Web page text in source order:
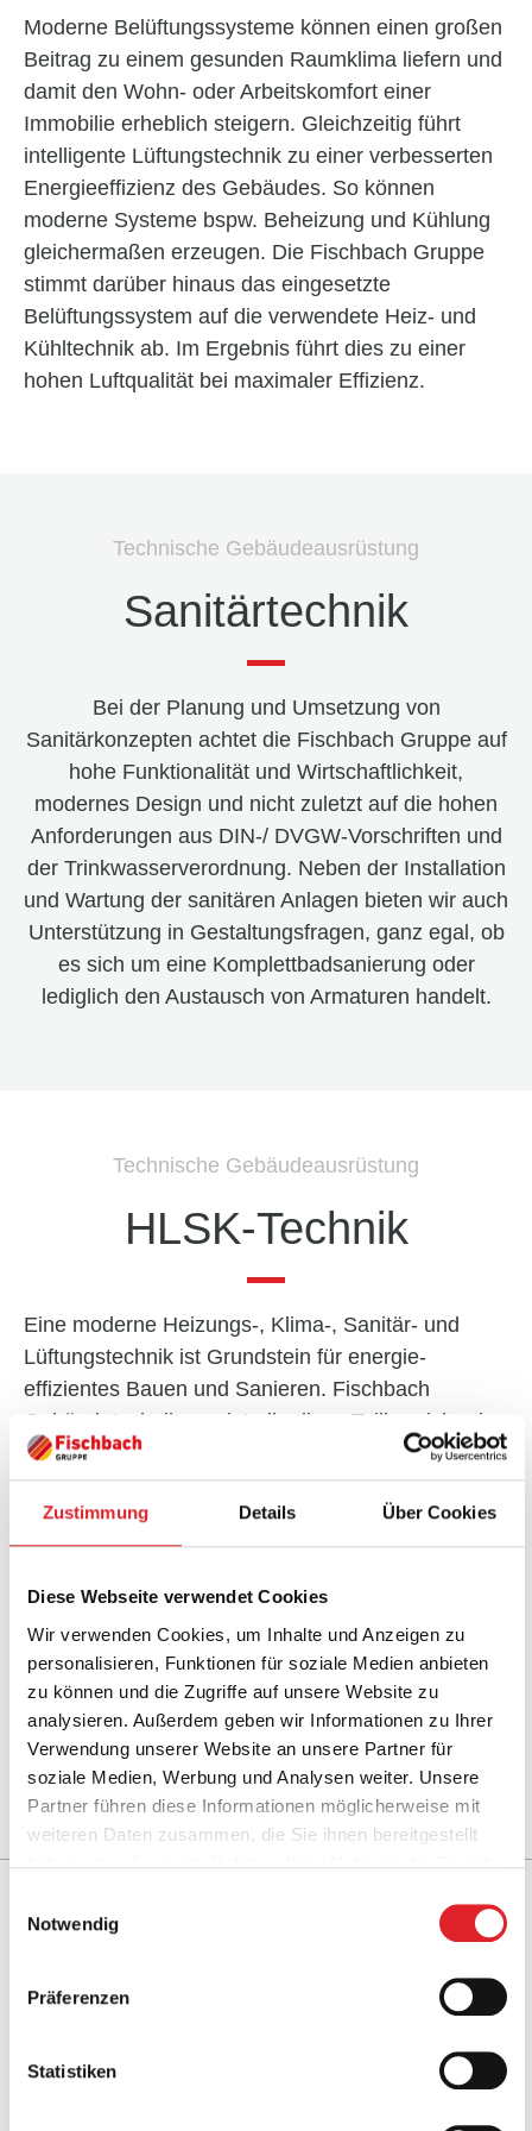
Zustimmung Details Über Cookies
Diese Webseite verwendet Cookies
Wir verwenden Cookies, um Inhalte und Anzeigen zu
personalisieren, Funktionen für soziale Medien anbieten
zu können und die Zugriffe auf unsere Website zu
analysieren. Außerdem geben wir Informationen zu Ihrer
Verwendung unserer Website an unsere Partner für
soziale Medien, Werbung und Analysen weiter. Unsere
Partner führen diese Informationen möglicherweise mit
weiteren Daten zusammen, die Sie ihnen bereitgestellt
Notwendig
Präferenzen
Statistiken
Moderne Belüftungssysteme können einen großen
Beitrag zu einem gesunden Raumklima liefern und
damit den Wohn- oder Arbeitskomfort einer
Immobilie erheblich steigern. Gleichzeitig führt
intelligente Lüftungstechnik zu einer verbesserten
Energieeffizienz des Gebäudes. So können
moderne Systeme bspw. Beheizung und Kühlung
gleicher­maßen erzeugen. Die Fischbach Gruppe
stimmt darüber hinaus das eingesetzte
Belüftungssystem auf die verwendete Heiz- und
Kühltechnik ab. Im Ergebnis führt dies zu einer
hohen Luftqualität bei maximaler Effizienz.
Technische Gebäudeausrüstung
Sanitärtechnik
Bei der Planung und Umsetzung von
Sanitärkonzepten achtet die Fischbach Gruppe auf
hohe Funktionalität und Wirtschaftlichkeit,
modernes Design und nicht zuletzt auf die hohen
Anforderungen aus DIN-/ DVGW-Vorschriften und
der Trink­wasser­verordnung. Neben der Installation
und Wartung der sanitären Anlagen bieten wir auch
Unterstützung in Gestaltungsfragen, ganz egal, ob
es sich um eine Komplettbadsanierung oder
lediglich den Austausch von Armaturen handelt.
Technische Gebäudeausrüstung
HLSK-Technik
Eine moderne Heizungs-, Klima-, Sanitär- und
Lüftungstechnik ist Grundstein für energie­
effizientes Bauen und Sanieren. Fischbach
Gebäudetechnik vereint alle diese Teil­bereiche der
technischen Gebäude­ausrüstung unter einem
Dach und bietet Ihnen durch enge Vernetzung,
einfache Kommuni­kation und erstklassige
Koordination der Gewerke den professionellen
weiterhin für Wartungs-­ und Service­leistungen zur
Verfügung.
Mehr erfahren
Technische Gebäudeausrüstung
Elektrotechnik
Ob leistungsfähiges Tele­kommuni­kations­­system,